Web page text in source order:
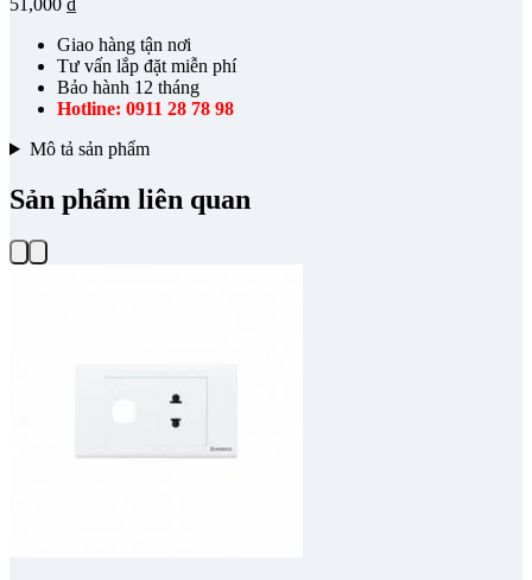
51,000 ₫
Giao hàng tận nơi
Tư vấn lắp đặt miễn phí
Bảo hành 12 tháng
Hotline: 0911 28 78 98
Mô tả sản phẩm
Sản phẩm liên quan